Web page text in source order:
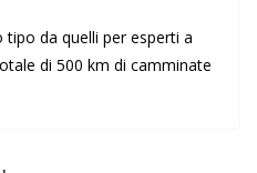
da quelli per esperti a
di 500 km di camminate